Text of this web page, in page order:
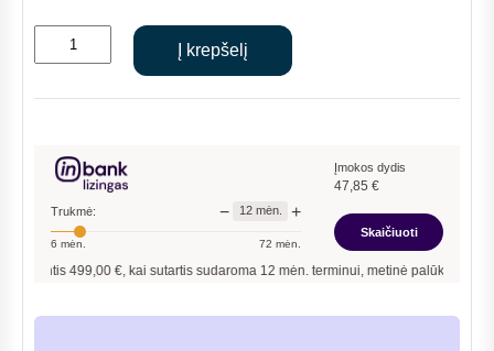
was:
€517.00.
is:
produkto
kiekis:
Į krepšelį
Trukmė: − 12mėn. +
6 mėn. 72 mėn.
Įmokos dydis
47,85 €
Skaičiuoti
499,00 €, kai sutartis sudaroma12mėn. terminui, metinė palūkanų norma –